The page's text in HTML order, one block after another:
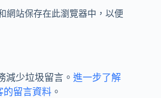
網站保存在此瀏覽器中，以便
減少垃圾留言。 進一步了解
的留言資料 。